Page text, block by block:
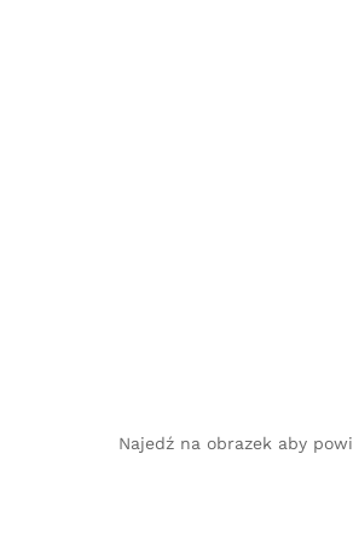
Najedź na obrazek aby